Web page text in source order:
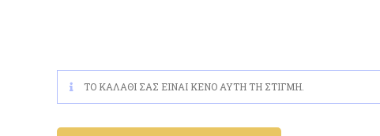
ΤΟ ΚΑΛΆΘΙ ΣΑΣ ΕΊΝΑΙ ΚΕΝΌ ΑΥΤΉ ΤΗ ΣΤΙΓΜΉ.